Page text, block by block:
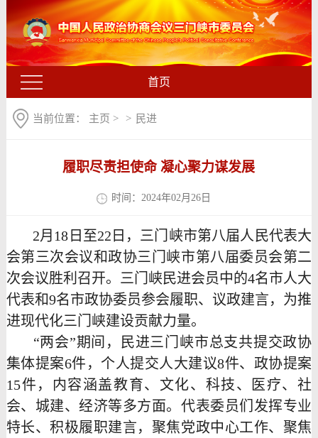
首页
当前位置： 主页 > > 民进
履职尽责担使命 凝心聚力谋发展
时间：2024年02月26日
2月18日至22日，三门峡市第八届人民代表大
会第三次会议和政协三门峡市第八届委员会第二
次会议胜利召开。三门峡民进会员中的4名市人大
代表和9名市政协委员参会履职、议政建言，为推
进现代化三门峡建设贡献力量。
“两会”期间，民进三门峡市总支共提交政协
集体提案6件，个人提交人大建议8件、政协提案
15件，内容涵盖教育、文化、科技、医疗、社
会、城建、经济等多方面。代表委员们发挥专业
特长、积极履职建言，聚焦党政中心工作、聚焦